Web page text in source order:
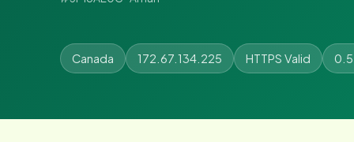
Canada 172.67.134.225 HTTPS Valid 0.5